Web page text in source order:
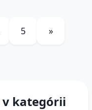
5 »
v kategórii